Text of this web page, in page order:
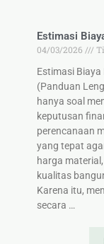
Estimasi
04/03/2026
Estimasi Biaya
(Panduan
hanya soal
keputusan
perencanaan
yang tepat
harga
kualitas
Karena itu,
secara …